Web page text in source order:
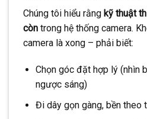
Chúng tôi hiểu rằng kỹ thuật
còn trong hệ thống camera.
camera là xong – phải biết:
Chọn góc đặt hợp lý (nhìn
ngược sáng)
Đi dây gọn gàng, bền theo